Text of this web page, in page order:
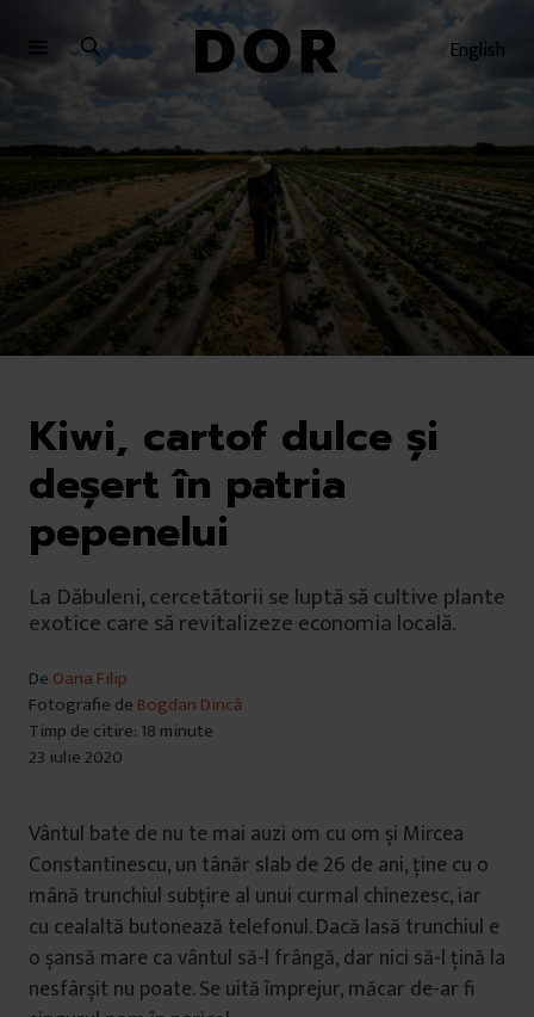
English
Kiwi, cartof dulce și
deșert în patria
pepenelui
La Dăbuleni, cercetătorii se luptă să cultive plante
exotice care să revitalizeze economia locală.
De Oana Filip
Fotografie de Bogdan Dincă
Timp de citire: 18 minute
23 iulie 2020
Vântul bate de nu te mai auzi om cu om și Mircea
Constantinescu, un tânăr slab de 26 de ani, ține cu o
mână trunchiul subțire al unui curmal chinezesc, iar
cu cealaltă butonează telefonul. Dacă lasă trunchiul e
o șansă mare ca vântul să-l frângă, dar nici să-l țină la
nesfârșit nu poate. Se uită împrejur, măcar de-ar fi